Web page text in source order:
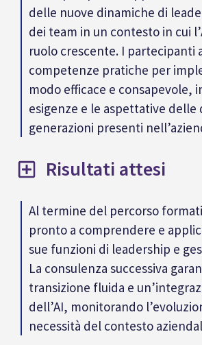
delle nuove dinamiche di
dei team in un contesto in cui
ruolo crescente. I partecipanti
competenze pratiche per
modo efficace e consapevole,
esigenze e le aspettative delle
generazioni presenti
Risultati attesi
Al termine del percorso
pronto a comprendere e
sue funzioni di leadership e
La consulenza successiva
transizione fluida e
dell’AI, monitorando
necessità del contesto